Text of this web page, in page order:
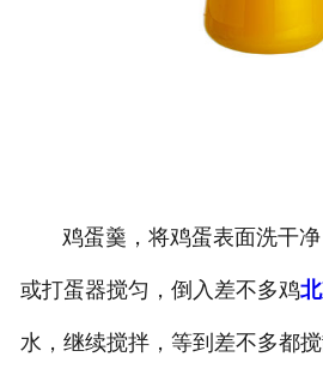
鸡蛋羹，将鸡蛋表面洗干净
或打蛋器搅匀，倒入差不多鸡
水，继续搅拌，等到差不多都